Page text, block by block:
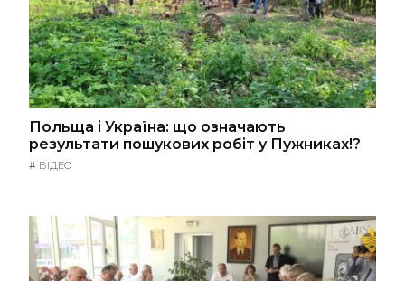
Польща і Україна: що означають
результати пошукових робіт у Пужниках!?
# ВІДЕО